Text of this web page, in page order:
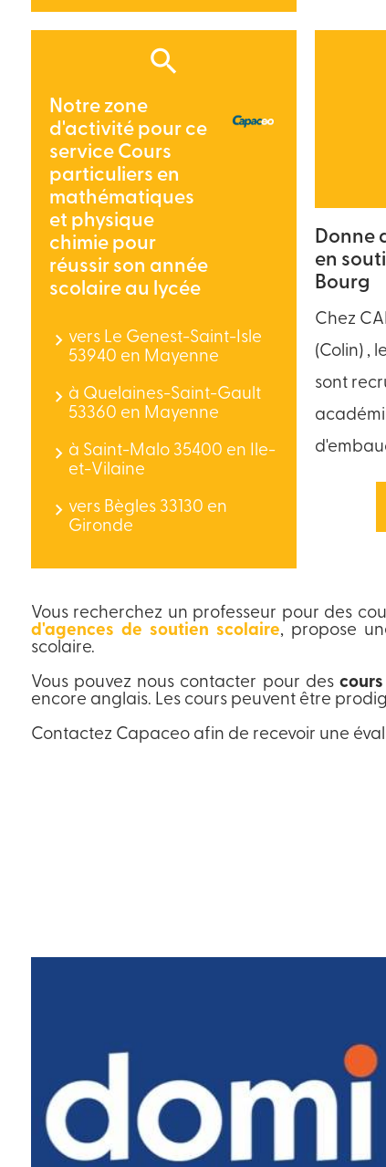
Notre zone
d'activité pour ce
service Cours
particuliers en
mathématiques
et physique
chimie pour
réussir son année
scolaire au lycée
vers Le Genest-Saint-Isle
53940 en Mayenne
à Quelaines-Saint-Gault
53360 en Mayenne
à Saint-Malo 35400 en Ile-
et-Vilaine
vers Bègles 33130 en
Gironde
Donne
en
Bourg
Chez
(Colin) ,
sont
Vous recherchez un professeur pour des
d'agences de soutien scolaire, propose
scolaire.
Vous pouvez nous contacter pour des
encore anglais. Les cours peuvent être
Contactez Capaceo afin de recevoir une